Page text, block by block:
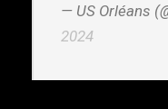
— US Orléans
2024